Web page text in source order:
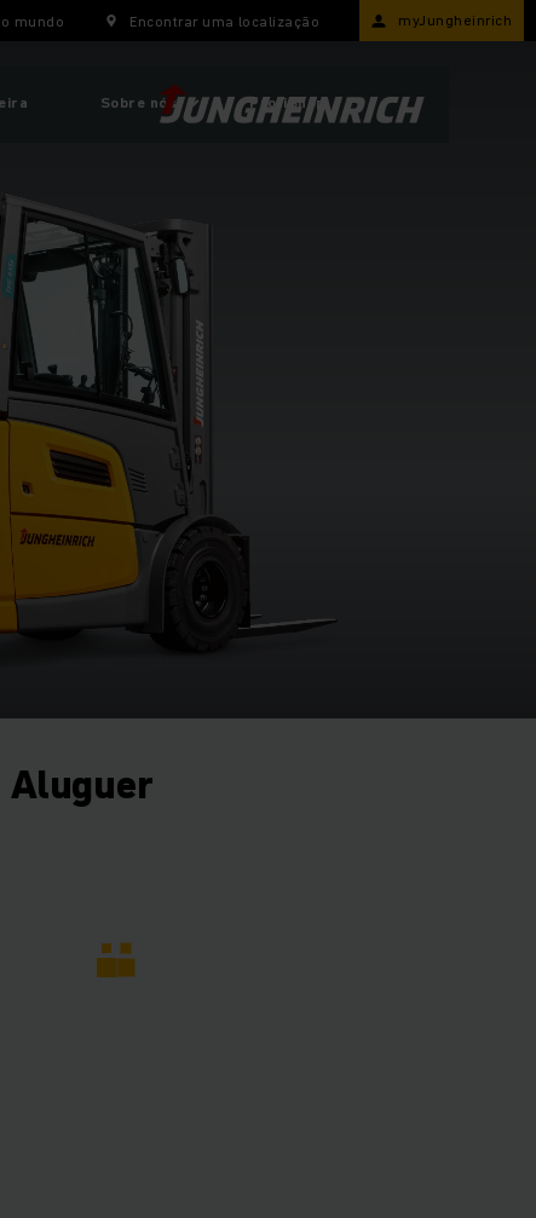
mundo Encontrar uma localização myJungheinrich
Sobre nós ProfiShop
Aluguer